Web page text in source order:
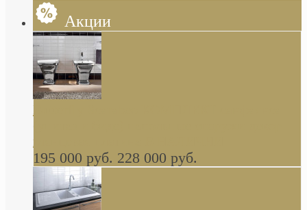
Акции
Butterfly Scarabeo КОМПЛЕКТ санфаянса
глянцевая платина В НАЛИЧИИ
195 000 руб. 228 000 руб.